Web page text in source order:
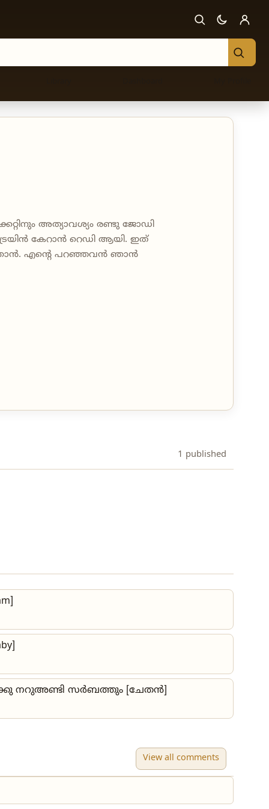
അത്യാവശ്യം രണ്ടു ജോഡി
കേറാൻ റെഡി ആയി. ഇത്
എന്റെ പറഞ്ഞവൻ ഞാൻ
1 published
നറുഅണ്ടി സർബത്തും [ചേതൻ]
View all comments